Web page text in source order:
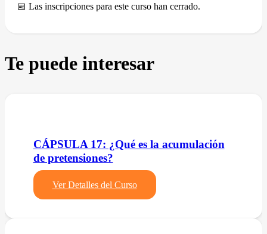
📅 Las inscripciones para este curso han cerrado.
Te puede interesar
CÁPSULA 17: ¿Qué es la acumulación
de pretensiones?
Ver Detalles del Curso